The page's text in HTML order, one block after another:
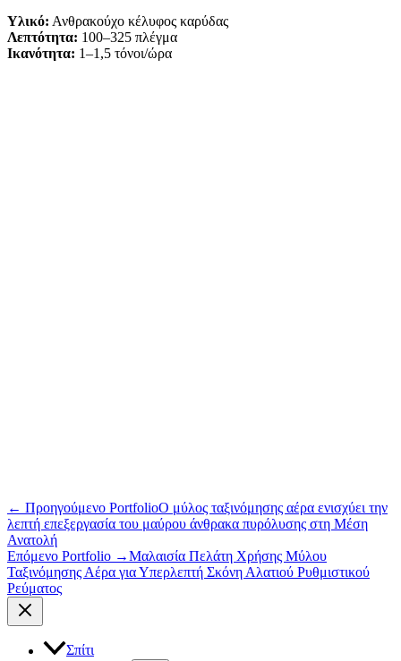
Υλικό: Ανθρακούχο κέλυφος καρύδας
Λεπτότητα: 100–325 πλέγμα
Ικανότητα: 1–1,5 τόνοι/ώρα
← Προηγούμενο PortfolioΟ μύλος ταξινόμησης αέρα ενισχύει την
λεπτή επεξεργασία του μαύρου άνθρακα πυρόλυσης στη Μέση
Ανατολή
Επόμενο Portfolio →Μαλαισία Πελάτη Χρήσης Μύλου
Ταξινόμησης Αέρα για Υπερλεπτή Σκόνη Αλατιού Ρυθμιστικού
Ρεύματος
Σπίτι